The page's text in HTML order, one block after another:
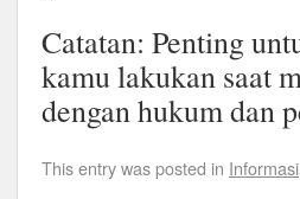
Catatan: Penting
kamu lakukan saat
dengan hukum dan
This entry was posted in Informasi